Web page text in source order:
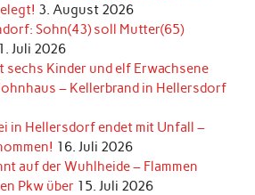
3. August 2026
Sohn(43) soll Mutter(65)
Juli 2026
sechs Kinder und elf Erwachsene
– Kellerbrand in Hellersdorf
in Hellersdorf endet mit Unfall –
16. Juli 2026
auf der Wuhlheide – Flammen
Pkw über 15. Juli 2026